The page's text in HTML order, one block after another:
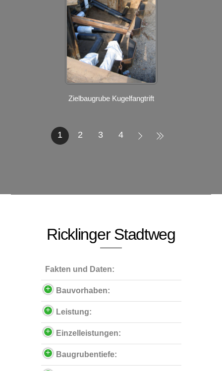
Zielbaugrube Kugelfangtrift
1 2 3 4
Ricklinger Stadtweg
Fakten und Daten:
Bauvorhaben:
Leistung:
Einzelleistungen:
Baugrubentiefe: